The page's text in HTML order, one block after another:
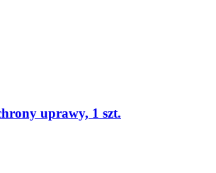
uprawy, 1 szt.